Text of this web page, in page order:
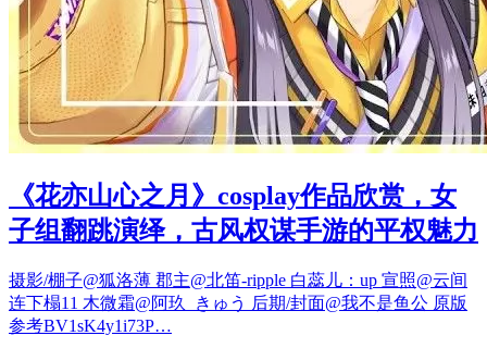
《花亦山心之月》cosplay作品欣赏，女
子组翻跳演绎，古风权谋手游的平权魅力
摄影/棚子@狐洛薄 郡主@北笛-ripple 白蕊儿：up 宣照@云间
连下榻11 木微霜@阿玖_きゅう 后期/封面@我不是鱼公 原版
参考BV1sK4y1i73P…